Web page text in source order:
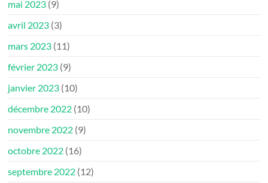
mai 2023 (9)
avril 2023 (3)
mars 2023 (11)
février 2023 (9)
janvier 2023 (10)
décembre 2022 (10)
novembre 2022 (9)
octobre 2022 (16)
septembre 2022 (12)